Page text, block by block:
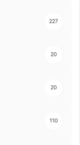
227
20
20
110